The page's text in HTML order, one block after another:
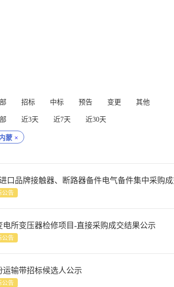
招标 中标 预告 变更 其他
近3天 近7天 近30天
蒙 ×
口品牌接触器、断路器备件电气备件集中采购
公告
电所变压器检修项目-直接采购成交结果公示
公告
运输带招标候选人公示
公告